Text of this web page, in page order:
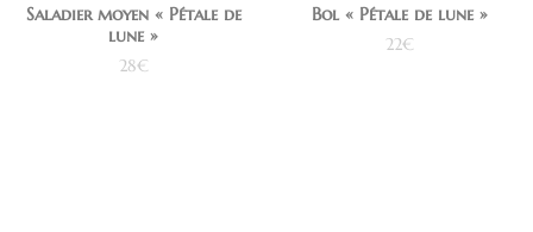
Saladier moyen « Pétale de
lune »
28€
Bol « Pétale de lune »
22€